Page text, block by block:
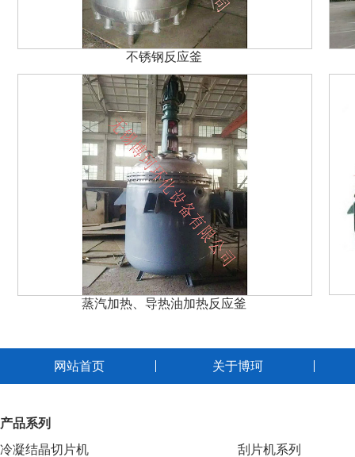
不锈钢反应釜
蒸汽加热、导热油加热反应釜
网站首页 关于博珂
产品系列
冷凝结晶切片机
刮片机系列